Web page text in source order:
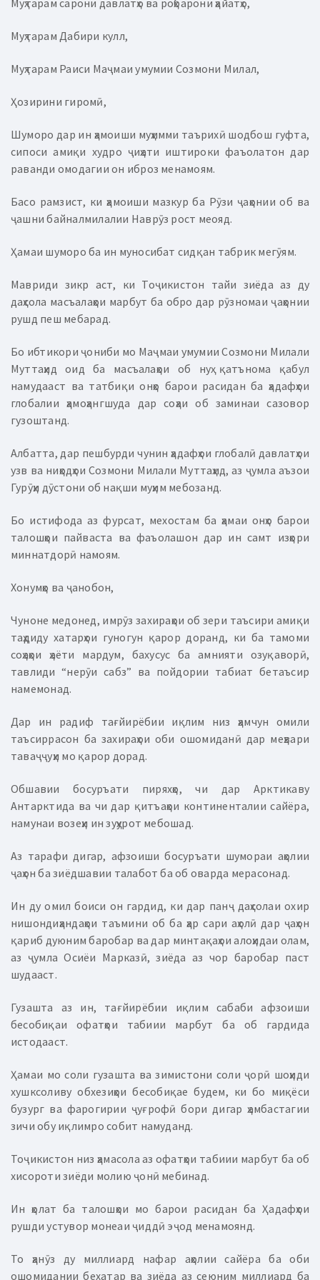
Муҳтарам сарони давлатҳо ва роҳбарони ҳайатҳо,
Муҳтарам Дабири кулл,
Муҳтарам Раиси Маҷмаи умумии Созмони Милал,
Ҳозирини гиромӣ,
Шуморо дар ин ҳамоиши муҳимми таърихӣ шодбош гуфта,
сипоси амиқи худро ҷиҳати иштироки фаъолатон дар
раванди омодагии он иброз менамоям.
Басо рамзист, ки ҳамоиши мазкур ба Рӯзи ҷаҳонии об ва
ҷашни байналмилалии Наврӯз рост меояд.
Ҳамаи шуморо ба ин муносибат сидқан табрик мегӯям.
Мавриди зикр аст, ки Тоҷикистон тайи зиёда аз ду
даҳсола масъалаҳои марбут ба обро дар рӯзномаи ҷаҳонии
рушд пеш мебарад.
Бо ибтикори ҷониби мо Маҷмаи умумии Созмони Милали
Муттаҳид оид ба масъалаҳои об нуҳ қатънома қабул
намудааст ва татбиқи онҳо барои расидан ба ҳадафҳои
глобалии ҳамоҳангшуда дар соҳаи об заминаи сазовор
гузоштанд.
Албатта, дар пешбурди чунин ҳадафҳои глобалӣ давлатҳои
узв ва ниҳодҳои Созмони Милали Муттаҳид, аз ҷумла аъзои
Гурӯҳи дӯстони об нақши муҳим мебозанд.
Бо истифода аз фурсат, мехостам ба ҳамаи онҳо барои
талошҳои пайваста ва фаъолашон дар ин самт изҳори
миннатдорӣ намоям.
Хонумҳо ва ҷанобон,
Чуноне медонед, имрӯз захираҳои об зери таъсири амиқи
таҳдиду хатарҳои гуногун қарор доранд, ки ба тамоми
соҳаҳои ҳаёти мардум, бахусус ба амнияти озуқаворӣ,
тавлиди “нерӯи сабз” ва пойдории табиат бетаъсир
намемонад.
Дар ин радиф тағйирёбии иқлим низ ҳамчун омили
таъсиррасон ба захираҳои оби ошомиданӣ дар меҳвари
таваҷҷуҳи мо қарор дорад.
Обшавии босуръати пиряхҳо, чи дар Арктикаву
Антарктида ва чи дар қитъаҳои континенталии сайёра,
намунаи возеҳи ин зуҳурот мебошад.
Аз тарафи дигар, афзоиши босуръати шумораи аҳолии
ҷаҳон ба зиёдшавии талабот ба об оварда мерасонад.
Ин ду омил боиси он гардид, ки дар панҷ даҳсолаи охир
нишондиҳандаҳои таъмини об ба ҳар сари аҳолӣ дар ҷаҳон
қариб дуюним баробар ва дар минтақаҳои алоҳидаи олам,
аз ҷумла Осиёи Марказӣ, зиёда аз чор баробар паст
шудааст.
Гузашта аз ин, тағйирёбии иқлим сабаби афзоиши
бесобиқаи офатҳои табиии марбут ба об гардида
истодааст.
Ҳамаи мо соли гузашта ва зимистони соли ҷорӣ шоҳиди
хушксоливу обхезиҳои бесобиқае будем, ки бо миқёси
бузург ва фарогирии ҷуғрофӣ бори дигар ҳамбастагии
зичи обу иқлимро собит намуданд.
Тоҷикистон низ ҳамасола аз офатҳои табиии марбут ба об
хисороти зиёди молию ҷонӣ мебинад.
Ин ҳолат ба талошҳои мо барои расидан ба Ҳадафҳои
рушди устувор монеаи ҷиддӣ эҷод менамоянд.
То ҳанӯз ду миллиард нафар аҳолии сайёра ба оби
ошомидании бехатар ва зиёда аз сеюним миллиард ба